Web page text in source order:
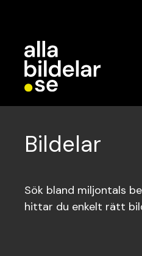
Bildelar
Sök bland miljontals
hittar du enkelt rätt